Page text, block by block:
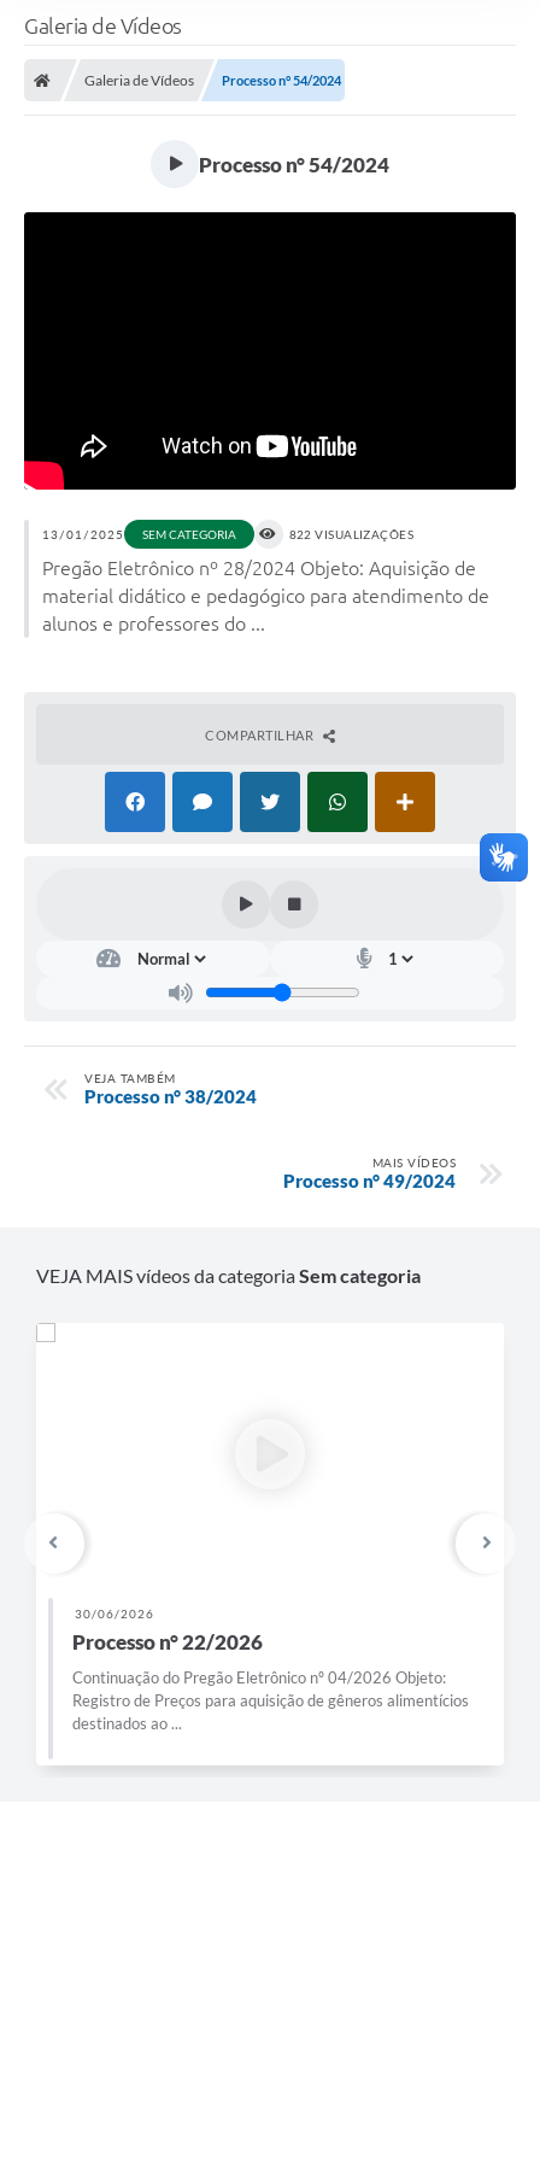
Galeria de Vídeos
Galeria de Vídeos Processo n° 54/2024
Processo n° 54/2024
13/01/2025 SEM CATEGORIA 822 VISUALIZAÇÕES
Pregão Eletrônico nº 28/2024 Objeto: Aquisição de
material didático e pedagógico para atendimento de
alunos e professores do ...
COMPARTILHAR
VEJA TAMBÉM
Processo n° 38/2024
MAIS VÍDEOS
Processo n° 49/2024
VEJA MAIS vídeos da categoriaSem categoria
30/06/2026
Processo n° 22/2026
Continuação do Pregão Eletrônico nº 04/2026 Objeto:
Registro de Preços para aquisição de gêneros alimentícios
destinados ao ...